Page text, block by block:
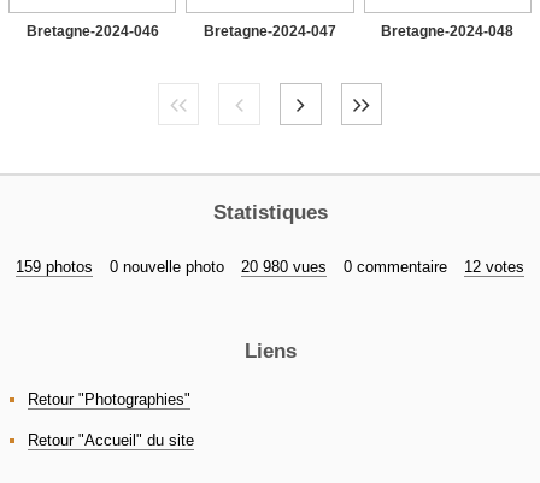
Bretagne-2024-046 Bretagne-2024-047 Bretagne-2024-048
Statistiques
159 photos 0 nouvelle photo 20 980 vues 0 commentaire 12 votes
Liens
Retour "Photographies"
Retour "Accueil" du site